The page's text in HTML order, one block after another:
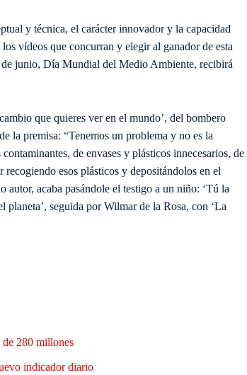
y técnica, el carácter innovador y la capacidad
vídeos que concurran y elegir al ganador de esta
de junio, Día Mundial del Medio Ambiente, recibirá
que quieres ver en el mundo’, del bombero
la premisa: “Tenemos un problema y no es la
de envases y plásticos innecesarios, de
esos plásticos y depositándolos en el
acaba pasándole el testigo a un niño: ‘Tú la
planeta’, seguida por Wilmar de la Rosa, con ‘La
de 280 millones
indicador diario